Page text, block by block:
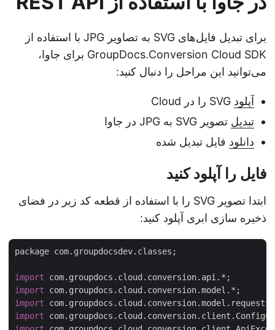
برای تبدیل فایل‌های SVG به تصاویر JPG با استفاده از
GroupDocs.Conversion Cloud SDK برای جاوا،
می‌توانید این مراحل را دنبال کنید:
آپلودSVG را در Cloud
تبدیلتصویر SVG به JPG در جاوا
دانلودفایل تبدیل شده
فایل را آپلود کنید
ابتدا تصویر SVG را با استفاده از قطعه کد زیر در فضای
ذخیره سازی ابری آپلود کنید:
package com.groupdocsdev.classes;
import
import
import
import